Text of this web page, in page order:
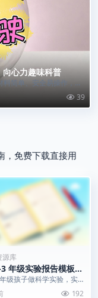
心力趣味科普
简单、安全易操作，非
39
，免费下载直接用
源库
年级实验报告模板｜
实验填写指南
级孩子做科学实验，实
么写才规范？这款「小学
192